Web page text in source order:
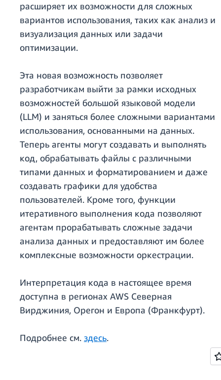
расширяет их возможности для сложных
вариантов использования, таких как анализ и
визуализация данных или задачи
оптимизации.
Эта новая возможность позволяет
разработчикам выйти за рамки исходных
возможностей большой языковой модели
(LLM) и заняться более сложными вариантами
использования, основанными на данных.
Теперь агенты могут создавать и выполнять
код, обрабатывать файлы с различными
типами данных и форматированием и даже
создавать графики для удобства
пользователей. Кроме того, функции
итеративного выполнения кода позволяют
агентам прорабатывать сложные задачи
анализа данных и предоставляют им более
комплексные возможности оркестрации.
Интерпретация кода в настоящее время
доступна в регионах AWS Северная
Вирджиния, Орегон и Европа (Франкфурт).
Подробнее см. здесь.